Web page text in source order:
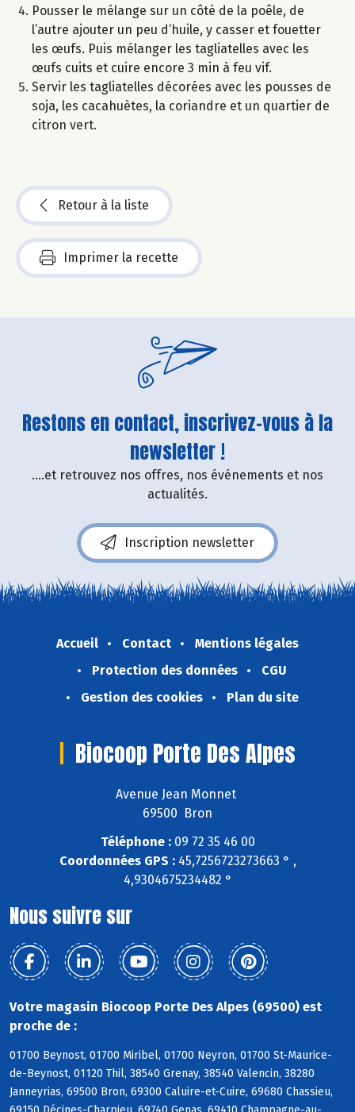
Pousser le mélange sur un côté de la poêle, de
l’autre ajouter un peu d’huile, y casser et fouetter
les œufs. Puis mélanger les tagliatelles avec les
œufs cuits et cuire encore 3 min à feu vif.
Servir les tagliatelles décorées avec les pousses de
soja, les cacahuètes, la coriandre et un quartier de
citron vert.
Retour à la liste
Imprimer la recette
Restons en contact, inscrivez-vous à la
newsletter !
....et retrouvez nos offres, nos événements et nos
actualités.
Inscription newsletter
Accueil Contact
Mentions légales
Protection des données
CGU
Gestion des cookies
Plan du site
Biocoop Porte Des Alpes
Avenue Jean Monnet
69500 Bron
Téléphone :09 72 35 46 00
Coordonnées GPS :45,7256723273663 ° ,
4,9304675234482 °
Nous suivre sur
Votre magasin Biocoop Porte Des Alpes (69500) est
proche de :
01700 Beynost, 01700 Miribel, 01700 Neyron, 01700 St-Maurice-
de-Beynost, 01120 Thil, 38540 Grenay, 38540 Valencin, 38280
Janneyrias, 69500 Bron, 69300 Caluire-et-Cuire, 69680 Chassieu,